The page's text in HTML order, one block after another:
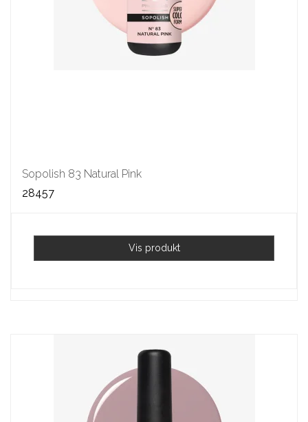
Sopolish 83 Natural Pink
28457
Vis produkt